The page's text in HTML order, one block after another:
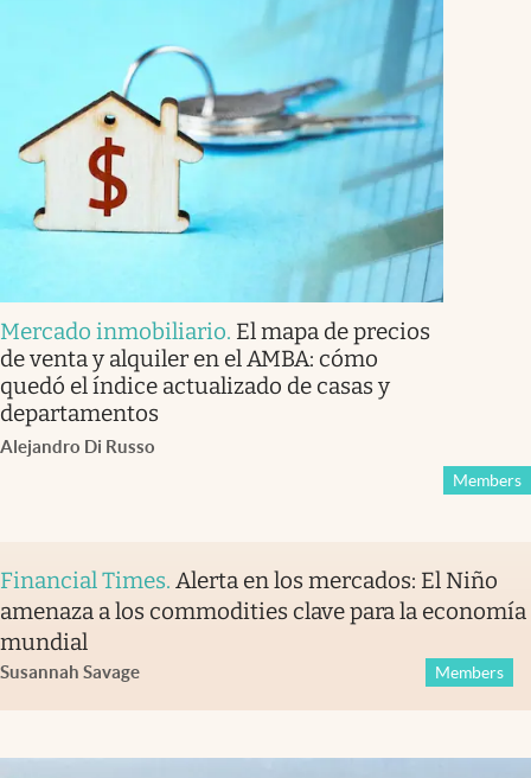
Mercado inmobiliario. El mapa de precios
de venta y alquiler en el AMBA: cómo
quedó el índice actualizado de casas y
departamentos
Alejandro Di Russo
Members
Financial Times. Alerta en los mercados: El Niño
amenaza a los commodities clave para la economía
mundial
Susannah Savage Members